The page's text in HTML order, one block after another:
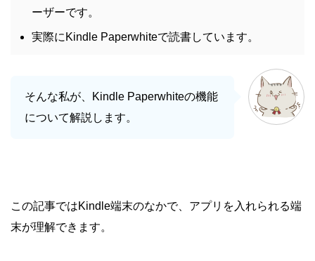
ーザーです。
実際にKindle Paperwhiteで読書しています。
そんな私が、Kindle Paperwhiteの機能
について解説します。
この記事ではKindle端末のなかで、アプリを入れられる端
末が理解できます。